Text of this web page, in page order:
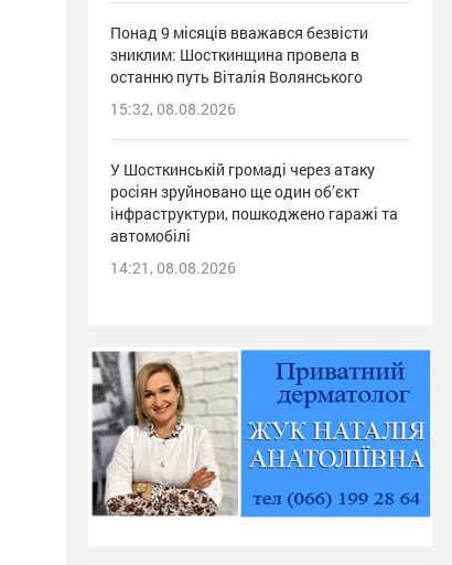
Понад 9 місяців вважався безвісти
зниклим: Шосткинщина провела в
останню путь Віталія Волянського
15:32, 08.08.2026
У Шосткинській громаді через атаку
росіян зруйновано ще один об’єкт
інфраструктури, пошкоджено гаражі та
автомобілі
14:21, 08.08.2026